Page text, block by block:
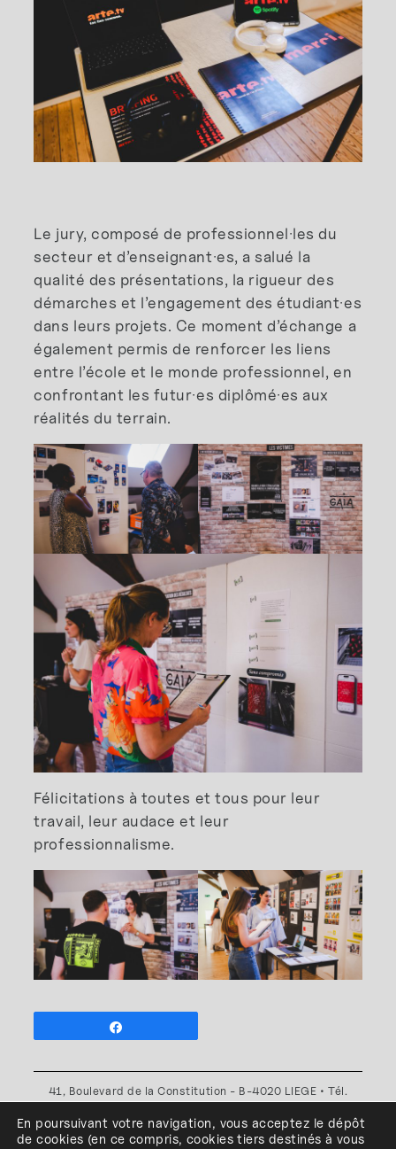
Le jury, composé de professionnel·les du
secteur et d’enseignant·es, a salué la
qualité des présentations, la rigueur des
démarches et l’engagement des étudiant·es
dans leurs projets. Ce moment d’échange a
également permis de renforcer les liens
entre l’école et le monde professionnel, en
confrontant les futur·es diplômé·es aux
réalités du terrain.
Félicitations à toutes et tous pour leur
travail, leur audace et leur
professionnalisme.
41, Boulevard de la Constitution - B-4020 LIEGE • Tél.
Plan d'accès•Politique de confidentialité•Politique de
cookies•Conditions générales
En poursuivant votre navigation, vous acceptez le dépôt
de cookies (en ce compris, cookiestiers destinés à vous